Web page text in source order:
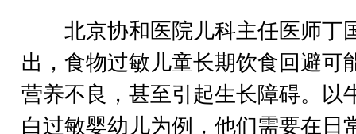
北京协和医院儿科主任医师丁
出，食物过敏儿童长期饮食回避可
营养不良，甚至引起生长障碍。以
白过敏婴幼儿为例，他们需要在日